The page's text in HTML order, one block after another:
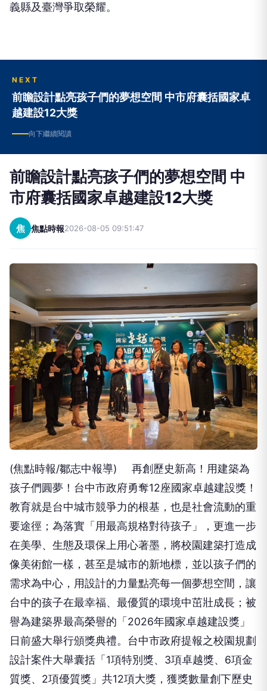
義縣及臺灣爭取榮耀。
NEXT
前瞻設計點亮孩子們的夢想空間 中市府囊括國家卓
越建設12大獎
向下繼續閱讀
前瞻設計點亮孩子們的夢想空間 中
市府囊括國家卓越建設12大獎
焦 焦點時報2026-08-05 09:51:47
(焦點時報/鄒志中報導) 再創歷史新高！用建築為
孩子們圓夢！台中市政府勇奪12座國家卓越建設獎！
教育就是台中城市競爭力的根基，也是社會流動的重
要途徑；為落實「用最高規格對待孩子」，更進一步
在美學、生態及環保上用心著墨，將校園建築打造成
像美術館一樣，甚至是城市的新地標，並以孩子們的
需求為中心，用設計的力量點亮每一個夢想空間，讓
台中的孩子在最幸福、最優質的環境中茁壯成長；被
譽為建築界最高榮譽的「2026年國家卓越建設獎」
日前盛大舉行頒獎典禮。台中市政府提報之校園規劃
設計案件大舉囊括「1項特別獎、3項卓越獎、6項金
質獎、2項優質獎」共12項大獎，獲獎數量創下歷史